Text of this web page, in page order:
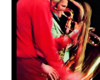
購物車